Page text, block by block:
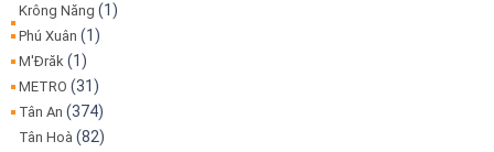
Krông Năng (1)
Phú Xuân (1)
M'Đrăk (1)
METRO (31)
Tân An (374)
Tân Hoà (82)